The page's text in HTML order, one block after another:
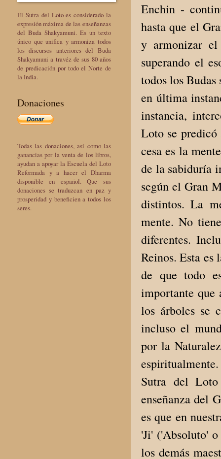
Enchin -
hasta que el
y armonizar
superando el
todos los
en última
instancia,
Loto se predicó
cesa es la
de la sabiduría
según el Gran
distintos. La
mente. No
diferentes.
Reinos. Esta es
de que todo
importante que
los árboles se
incluso el
por la
Sutra del
enseñanza del
es que en
'Ji' ('Absoluto' o
los demás
El Sutra del Loto es considerado la
expresión máxima de las enseñanzas
del Buda Shakyamuni. Es un texto
único que unifica y armoniza todos
los discursos anteriores del Buda
Shakyamuni a travéz de sus 80 años
de predicación por todo el Norte de
la India.
Donaciones
Todas las donaciones, así como las
ganancias por la venta de los libros,
ayudan a apoyar la Escuela del Loto
Reformada y a hacer el Dharma
disponible en español. Que sus
donaciones se traduzcan en paz y
prosperidad y beneficien a todos los
seres.